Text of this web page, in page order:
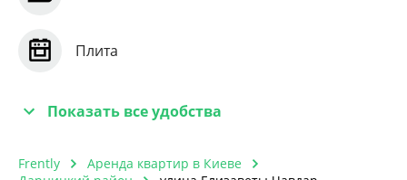
Плита
Показать все удобства
Frently
Аренда квартир в Киеве